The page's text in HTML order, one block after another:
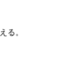
る。